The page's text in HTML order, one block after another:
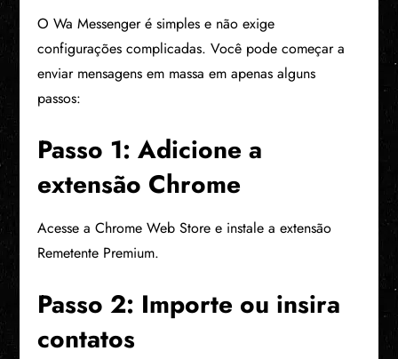
O Wa Messenger é simples e não exige
configurações complicadas. Você pode começar a
enviar mensagens em massa em apenas alguns
passos:
Passo 1: Adicione a
extensão Chrome
Acesse a Chrome Web Store e instale a extensão
Remetente Premium.
Passo 2: Importe ou insira
contatos